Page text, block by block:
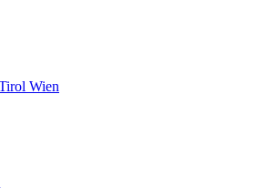
Wien